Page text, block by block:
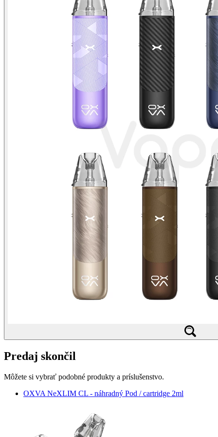
Predaj skončil
Môžete si vybrať podobné produkty a príslušenstvo.
OXVA NeXLIM CL - náhradný Pod / cartridge 2ml